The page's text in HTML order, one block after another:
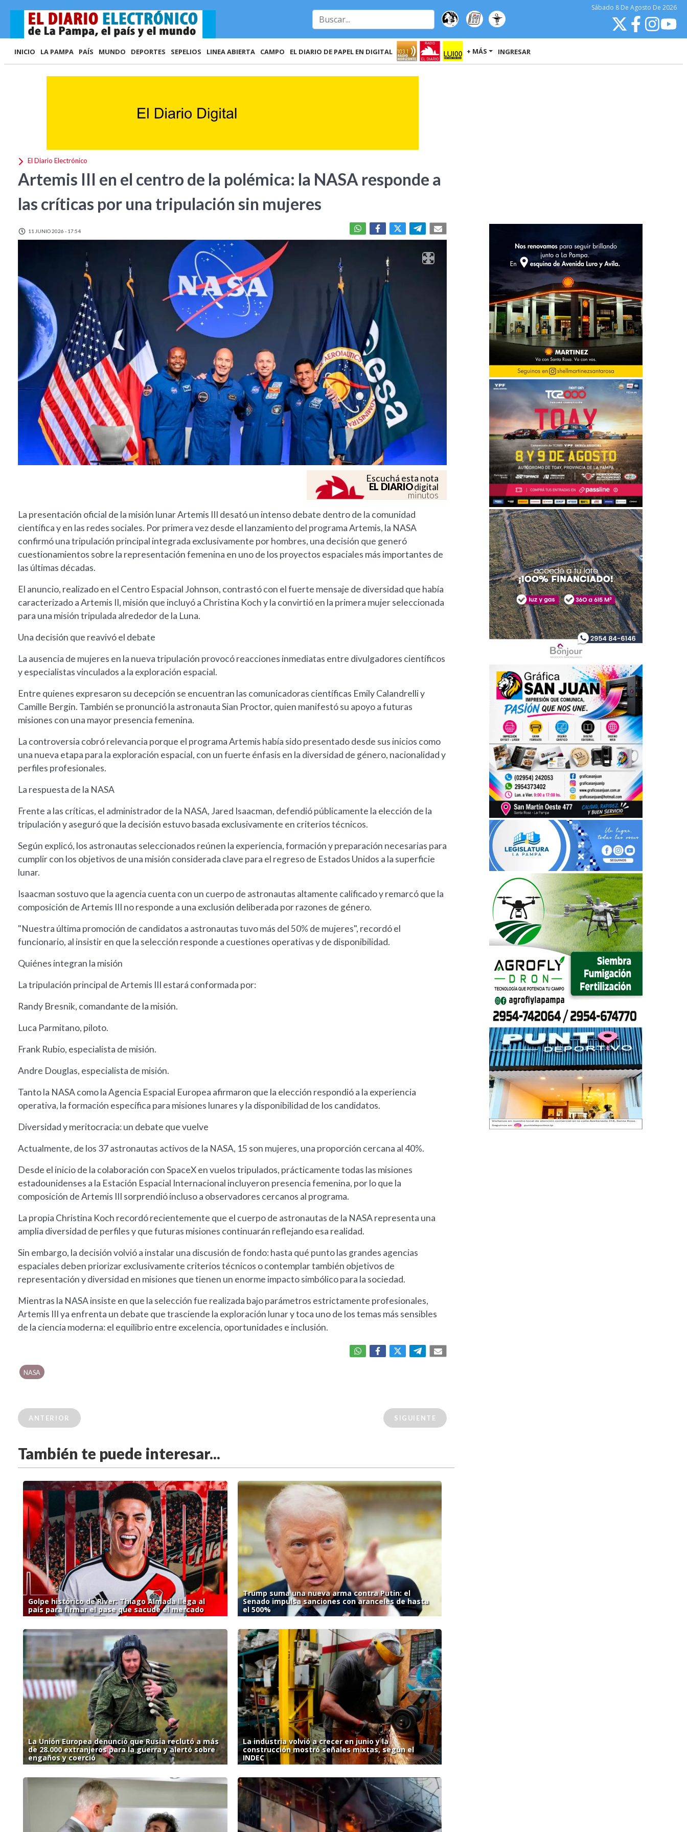
Sábado 8 De Agosto De 2026
INICIO LA PAMPA PAÍS MUNDO DEPORTES SEPELIOS LINEA ABIERTA CAMPO EL DIARIO DE PAPEL EN DIGITAL + MÁS INGRESAR
El Diario Electrónico
Artemis III en el centro de la polémica: la NASA responde a
las críticas por una tripulación sin mujeres
11 JUNIO 2026 - 17:54
Escuchá esta nota
EL DIARIOdigital
minutos
La presentación oficial de la misión lunar Artemis III desató un intenso debate dentro de la comunidad
científica y en las redes sociales. Por primera vez desde el lanzamiento del programa Artemis, la NASA
confirmó una tripulación principal integrada exclusivamente por hombres, una decisión que generó
cuestionamientos sobre la representación femenina en uno de los proyectos espaciales más importantes de
las últimas décadas.
El anuncio, realizado en el Centro Espacial Johnson, contrastó con el fuerte mensaje de diversidad que había
caracterizado a Artemis II, misión que incluyó a Christina Koch y la convirtió en la primera mujer seleccionada
para una misión tripulada alrededor de la Luna.
Una decisión que reavivó el debate
La ausencia de mujeres en la nueva tripulación provocó reacciones inmediatas entre divulgadores científicos
y especialistas vinculados a la exploración espacial.
Entre quienes expresaron su decepción se encuentran las comunicadoras científicas Emily Calandrelli y
Camille Bergin. También se pronunció la astronauta Sian Proctor, quien manifestó su apoyo a futuras
misiones con una mayor presencia femenina.
La controversia cobró relevancia porque el programa Artemis había sido presentado desde sus inicios como
una nueva etapa para la exploración espacial, con un fuerte énfasis en la diversidad de género, nacionalidad y
perfiles profesionales.
La respuesta de la NASA
Frente a las críticas, el administrador de la NASA, Jared Isaacman, defendió públicamente la elección de la
tripulación y aseguró que la decisión estuvo basada exclusivamente en criterios técnicos.
Según explicó, los astronautas seleccionados reúnen la experiencia, formación y preparación necesarias para
cumplir con los objetivos de una misión considerada clave para el regreso de Estados Unidos a la superficie
lunar.
Isaacman sostuvo que la agencia cuenta con un cuerpo de astronautas altamente calificado y remarcó que la
composición de Artemis III no responde a una exclusión deliberada por razones de género.
"Nuestra última promoción de candidatos a astronautas tuvo más del 50% de mujeres", recordó el
funcionario, al insistir en que la selección responde a cuestiones operativas y de disponibilidad.
Quiénes integran la misión
La tripulación principal de Artemis III estará conformada por:
Randy Bresnik, comandante de la misión.
Luca Parmitano, piloto.
Frank Rubio, especialista de misión.
Andre Douglas, especialista de misión.
Tanto la NASA como la Agencia Espacial Europea afirmaron que la elección respondió a la experiencia
operativa, la formación específica para misiones lunares y la disponibilidad de los candidatos.
Diversidad y meritocracia: un debate que vuelve
Actualmente, de los 37 astronautas activos de la NASA, 15 son mujeres, una proporción cercana al 40%.
Desde el inicio de la colaboración con SpaceX en vuelos tripulados, prácticamente todas las misiones
estadounidenses a la Estación Espacial Internacional incluyeron presencia femenina, por lo que la
composición de Artemis III sorprendió incluso a observadores cercanos al programa.
La propia Christina Koch recordó recientemente que el cuerpo de astronautas de la NASA representa una
amplia diversidad de perfiles y que futuras misiones continuarán reflejando esa realidad.
Sin embargo, la decisión volvió a instalar una discusión de fondo: hasta qué punto las grandes agencias
espaciales deben priorizar exclusivamente criterios técnicos o contemplar también objetivos de
representación y diversidad en misiones que tienen un enorme impacto simbólico para la sociedad.
Mientras la NASA insiste en que la selección fue realizada bajo parámetros estrictamente profesionales,
Artemis III ya enfrenta un debate que trasciende la exploración lunar y toca uno de los temas más sensibles
de la ciencia moderna: el equilibrio entre excelencia, oportunidades e inclusión.
NASA
ANTERIOR SIGUIENTE
También te puede interesar...
Golpe histórico de River: Thiago Almada llega al
país para firmar el pase que sacude el mercado
Trump suma una nueva arma contra Putin: el
Senado impulsa sanciones con aranceles de hasta
el 500%
La Unión Europea denunció que Rusia reclutó a más
de 28.000 extranjeros para la guerra y alertó sobre
engaños y coerció
La industria volvió a crecer en junio y la
construcción mostró señales mixtas, según el
INDEC